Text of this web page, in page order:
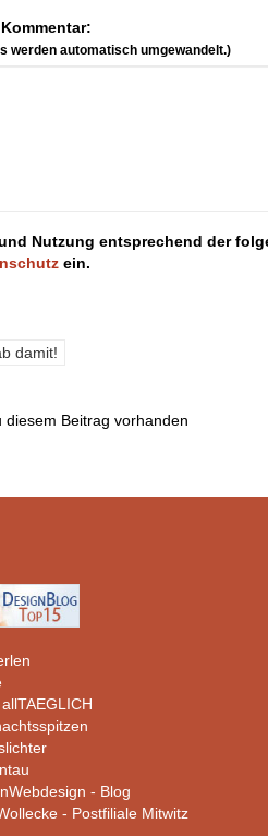
werden automatisch umgewandelt.)
Nutzung entsprechend der
ein.
diesem Beitrag vorhanden
- Blog
- Postfiliale Mitwitz